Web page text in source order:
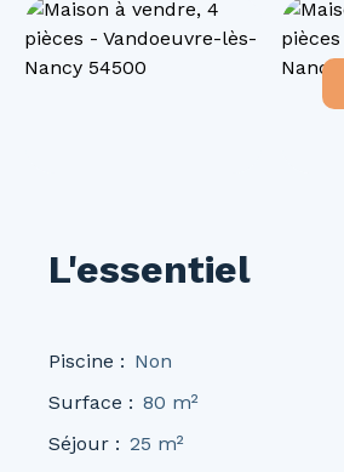
L'essentiel
Piscine : Non
Surface : 80 m²
Séjour : 25 m²